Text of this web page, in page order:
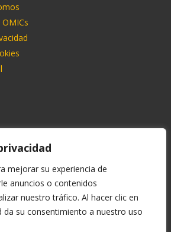
mejorar su experiencia de
anuncios o contenidos
nuestro tráfico. Al hacer clic en
da su consentimiento a nuestro uso
Contacto